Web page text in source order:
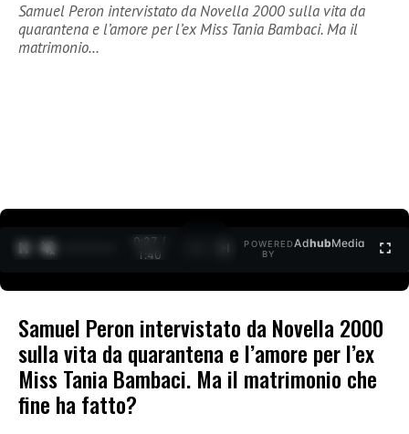
Samuel Peron intervistato da Novella 2000 sulla vita da
quarantena e l’amore per l’ex Miss Tania Bambaci. Ma il
matrimonio…
0:28 /
1:40
POWERED
BY
AdhubMedia
Samuel Peron intervistato da Novella 2000
sulla vita da quarantena e l’amore per l’ex
Miss Tania Bambaci. Ma il matrimonio che
fine ha fatto?